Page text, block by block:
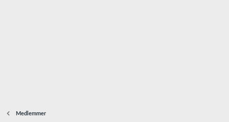
Medlemmer